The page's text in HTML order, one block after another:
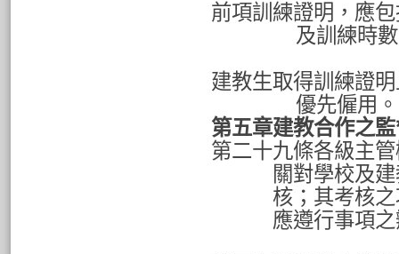
前項訓練證明，應
及訓練時
建教生取得訓練證
優先僱用。
第五章建教合作之
第二十九條各級主
關對學校及
核；其考核
應遵行事項